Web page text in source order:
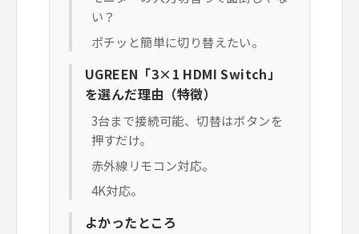
い？
ポチッと簡単に切り替えたい。
UGREEN「3×1 HDMI Switch」
を選んだ理由（特徴）
3台まで接続可能、切替はボタンを
押すだけ。
赤外線リモコン対応。
4K対応。
よかったところ